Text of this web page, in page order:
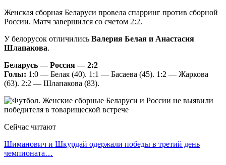
Женская сборная Беларуси провела спарринг против сборной
России. Матч завершился со счетом 2:2.
У белорусок отличились Валерия Белая и Анастасия
Шлапакова.
Беларусь — Россия — 2:2
Голы: 1:0 — Белая (40). 1:1 — Басаева (45). 1:2 — Жаркова
(63). 2:2 — Шлапакова (83).
Сейчас читают
Шиманович и Шкурдай одержали победы в третий день
чемпионата…